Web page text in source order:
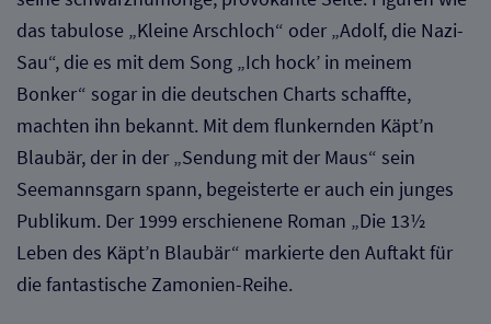
das tabulose „Kleine Arschloch“ oder „Adolf, die Nazi-
Sau“, die es mit dem Song „Ich hock’ in meinem
Bonker“ sogar in die deutschen Charts schaffte,
machten ihn bekannt. Mit dem flunkernden Käpt’n
Blaubär, der in der „Sendung mit der Maus“ sein
Seemannsgarn spann, begeisterte er auch ein junges
Publikum. Der 1999 erschienene Roman „Die 13½
Leben des Käpt’n Blaubär“ markierte den Auftakt für
die fantastische Zamonien-Reihe.